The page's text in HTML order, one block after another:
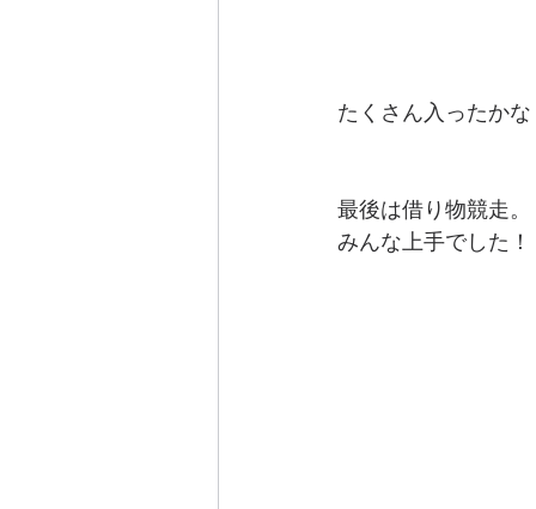
たくさん入ったかな
最後は借り物競走。
みんな上手でした！